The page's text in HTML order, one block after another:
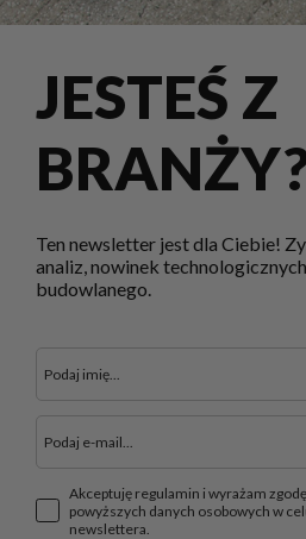
JESTEŚ Z
Ten newsletter jest dla Ciebie!
analiz, nowinek
budowlanego.
Akceptuję regulamin i wyrażam
powyższych danych osobowych w
newslettera.